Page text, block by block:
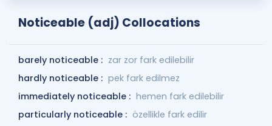
Noticeable (adj) Collocations
barely noticeable : zar zor fark edilebilir
hardly noticeable : pek fark edilmez
immediately noticeable : hemen fark edilebilir
particularly noticeable : özellikle fark edilir